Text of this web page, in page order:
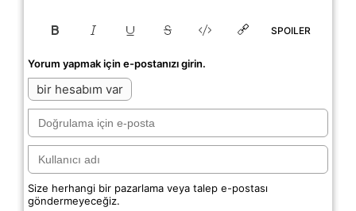
SPOILER
Yorum yapmak için e-postanızı girin.
bir hesabım var
Size herhangi bir pazarlama veya talep e-postası
göndermeyeceğiz.